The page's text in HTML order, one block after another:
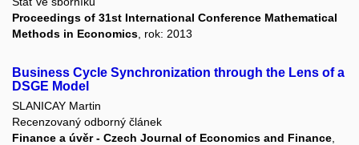
Proceedings of 31st International Conference Mathematical
Methods in Economics , rok: 2013
Business Cycle Synchronization through the Lens of a
DSGE Model
SLANICAY Martin
Recenzovaný odborný článek
Finance a úvěr - Czech Journal of Economics and Finance